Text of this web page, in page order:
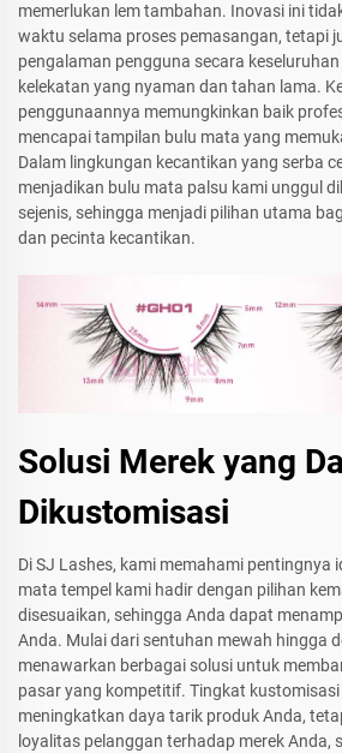
memerlukan lem tambahan. Inovasi ini
waktu selama proses pemasangan, tetapi
pengalaman pengguna secara
kelekatan yang nyaman dan tahan lama.
penggunaannya memungkinkan baik
mencapai tampilan bulu mata yang
Dalam lingkungan kecantikan yang serba
menjadikan bulu mata palsu kami unggul
sejenis, sehingga menjadi pilihan utama
dan pecinta kecantikan.
Solusi Merek yang
Dikustomisasi
Di SJ Lashes, kami memahami pentingnya
mata tempel kami hadir dengan pilihan
disesuaikan, sehingga Anda dapat
Anda. Mulai dari sentuhan mewah hingga
menawarkan berbagai solusi untuk
pasar yang kompetitif. Tingkat
meningkatkan daya tarik produk Anda,
loyalitas pelanggan terhadap merek Anda,